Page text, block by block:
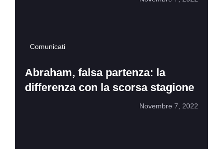
Comunicati
Abraham, falsa partenza: la
differenza con la scorsa stagione
Novembre 7, 2022